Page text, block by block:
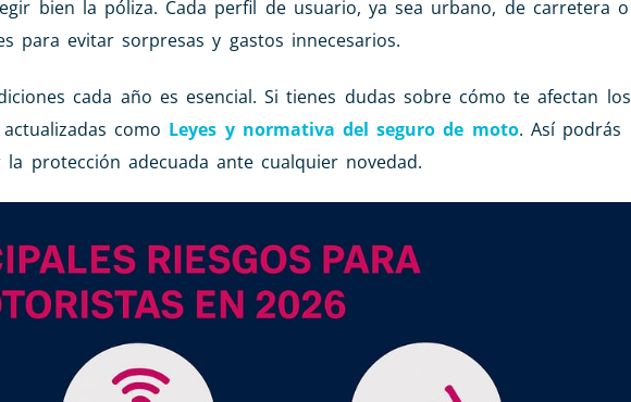
bien la póliza. Cada perfil de usuario, ya sea urbano, de carretera o
para evitar sorpresas y gastos innecesarios.
cada año es esencial. Si tienes dudas sobre cómo te afectan los
como Leyes y normativa del seguro de moto. Así podrás
protección adecuada ante cualquier novedad.